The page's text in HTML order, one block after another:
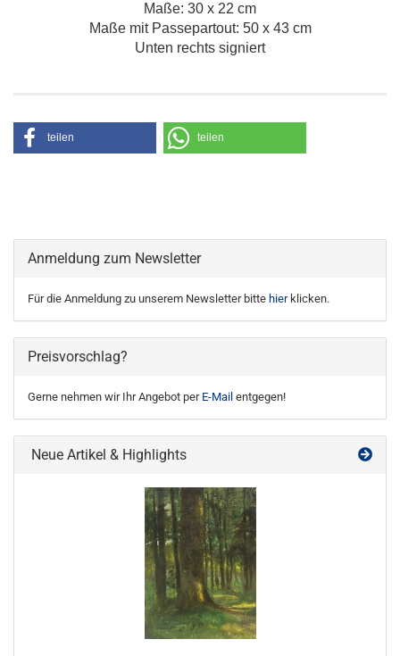
Maße: 30 x 22 cm
Maße mit Passepartout: 50 x 43 cm
Unten rechts signiert
teilen teilen
Anmeldung zum Newsletter
Für die Anmeldung zu unserem Newsletter bitte hierklicken.
Preisvorschlag?
Gerne nehmen wir Ihr Angebot per E-Mail entgegen!
Neue Artikel & Highlights